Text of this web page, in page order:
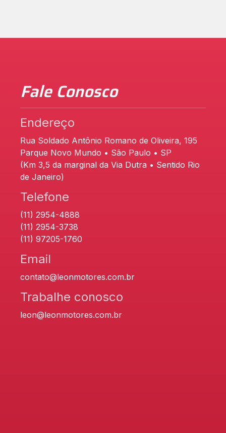
Fale Conosco
Endereço
Rua Soldado Antônio Romano de Oliveira, 195
Parque Novo Mundo • São Paulo • SP
(Km 3,5 da marginal da Via Dutra • Sentido Rio
de Janeiro)
Telefone
(11) 2954-4888
(11) 2954-3738
(11) 97205-1760
Email
contato@leonmotores.com.br
Trabalhe conosco
leon@leonmotores.com.br